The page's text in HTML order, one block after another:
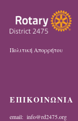
Πολιτική Απορρήτου
ΕΠΙΚΟΙΝΩΝΙΑ
email: info@rd2475.org